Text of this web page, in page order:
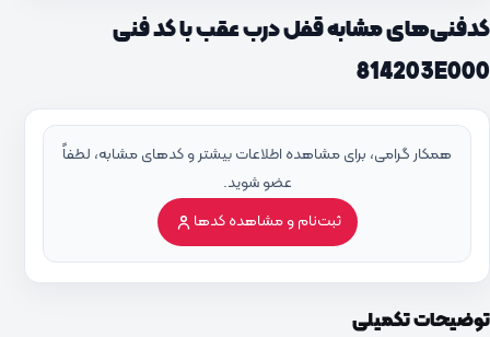
کدفنی‌های مشابه قفل درب عقب با کد فنی
814203E000
همکار گرامی، برای مشاهده اطلاعات بیشتر و کدهای مشابه، لطفاً
عضو شوید.
ثبت‌نام و مشاهده کدها
توضیحات تکمیلی